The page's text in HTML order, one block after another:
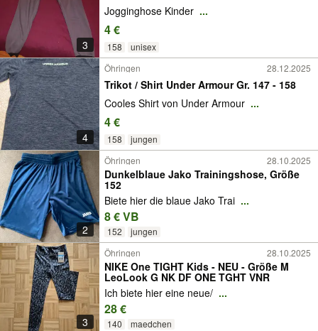
3
Jogginghose Kinder ...
4 €
158 unisex
4
Öhringen 28.12.2025
Trikot / Shirt Under Armour Gr. 147 - 158
Cooles Shirt von Under Armour ...
4 €
158 jungen
2
Öhringen 28.10.2025
Dunkelblaue Jako Trainingshose, Größe
152
Biete hier die blaue Jako Trai ...
8 € VB
152 jungen
3
Öhringen 28.10.2025
NIKE One TIGHT Kids - NEU - Größe M
LeoLook G NK DF ONE TGHT VNR
Ich biete hier eine neue/ ...
28 €
140 maedchen